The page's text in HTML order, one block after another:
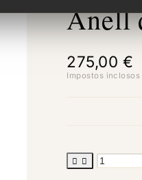
Anell
275,00 €
Impostos inclosos
 